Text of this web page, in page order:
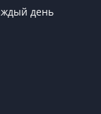
2-slider - от
день